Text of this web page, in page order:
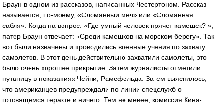
Браун в одном из рассказов, написанных Честертоном. Рассказ
называется, по-моему, «Сломанный меч» или «Сломанная
сабля». Когда на вопрос: «Где умный человек прячет камешек? »,
патер Браун отвечает: «Среди камешков на морском берегу». Так
вот были назначены и проводились военные учения по захвату
самолетов. В этот день действительно захватили самолеты, это
было очень хорошее прикрытие. Затем журналисты отметили
путаницу в показаниях Чейни, Рамсфельда. Затем выяснилось,
что американцев предупреждали по линии спецслужб о
готовящемся теракте и ничего. Тем не менее, комиссия Кина-